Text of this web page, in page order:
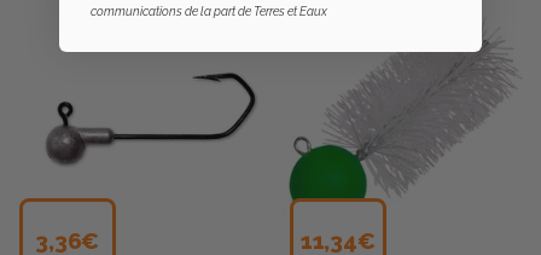
3,36€ 11,34€
communications de la part de Terres et Eaux